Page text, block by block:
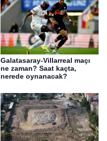
Galatasaray-Villarreal maçı
ne zaman? Saat kaçta,
nerede oynanacak?